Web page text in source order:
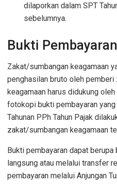
dilaporkan dalam SPT
sebelumnya.
Bukti Pembayaran
Zakat/sumbangan keagamaan
penghasilan bruto oleh
keagamaan harus didukung
fotokopi bukti pembayaran
Tahunan PPh Tahun Pajak
zakat/sumbangan keagamaan
Bukti pembayaran dapat
langsung atau melalui transfer
pembayaran melalui Anjungan